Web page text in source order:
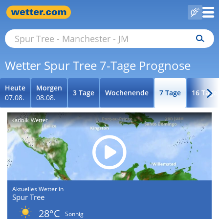
Wetter Spur Tree 7-Tage Prognose
Heute
07.08.
Morgen
08.08.
3 Tage Wochenende 7 Tage 16 Tage
Karibik-Wetter
Aktuelles Wetter in
Spur Tree
28°C
Sonnig